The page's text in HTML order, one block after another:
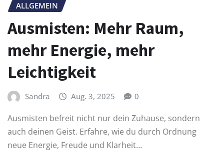
ALLGEMEIN
Ausmisten: Mehr Raum,
mehr Energie, mehr
Leichtigkeit
Sandra Aug. 3, 2025 0
Ausmisten befreit nicht nur dein Zuhause, sondern
auch deinen Geist. Erfahre, wie du durch Ordnung
neue Energie, Freude und Klarheit…